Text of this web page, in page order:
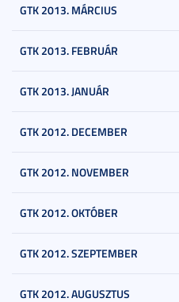
GTK 2013. MÁRCIUS
GTK 2013. FEBRUÁR
GTK 2013. JANUÁR
GTK 2012. DECEMBER
GTK 2012. NOVEMBER
GTK 2012. OKTÓBER
GTK 2012. SZEPTEMBER
GTK 2012. AUGUSZTUS